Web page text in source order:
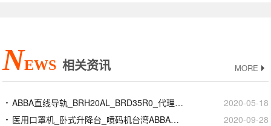
NEWS 相关资讯 MORE
ABBA直线导轨_BRH20AL_BRD35R0_代理商正品官网
2020-05-18
医用口罩机_卧式升降台_喷码机台湾ABBA滚珠丝杆
2020-09-28